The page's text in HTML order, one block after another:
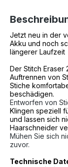
Jetzt neu in der
Akku und noch
längerer Laufzeit
Der Stitch Eraser
Auftrennen von
Stiche
beschädigen.
Entworfen von
Klingen speziell
und lassen sich
Haarschneider
Mühen Sie sich
zuvor.
Technische